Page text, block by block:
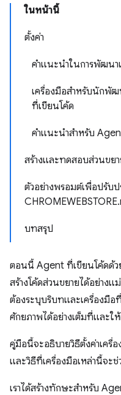
ในหน้านี้
ตั้งค่า
คำแนะนำในการพัฒน
เครื่องมือสำหรับนักพั
ที่เขียนโค้ด
คำแนะนำสำหรับ
สร้างและทดสอบส่วนขย
ตัวอย่างพรอมต์เพื่อปรับป
บทสรุป
ตอนนี้ Agent ที่เขียนโค้ดด้ว
สร้างโค้ดส่วนขยายได้อย่าง
ต้องระบุบริบทและเครื่องมือ
ศักยภาพได้อย่างเต็มที่และ
คู่มือนี้จะอธิบายวิธีตั้งค่าเครื่
และวิธีที่เครื่องมือเหล่านี้จะ
เราได้สร้างทักษะสำหรับ